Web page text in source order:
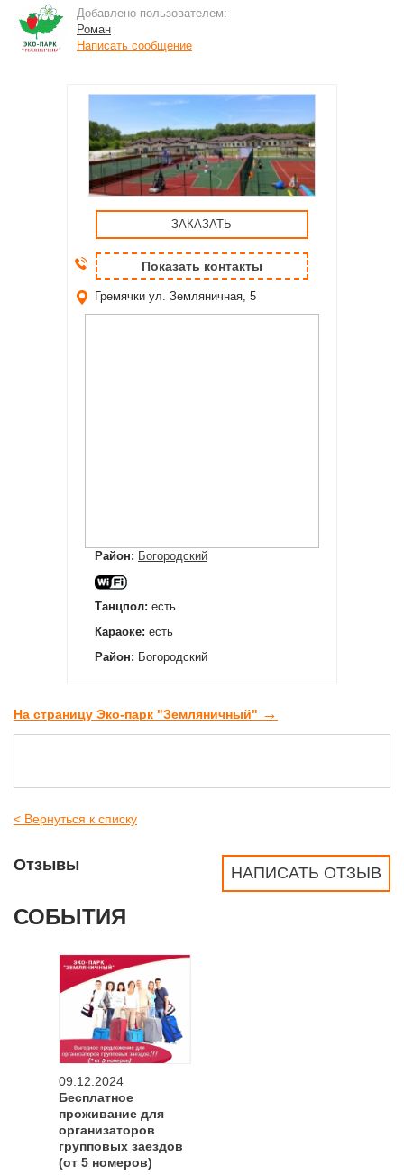
Добавлено пользователем:
Роман
Написать сообщение
ЗАКАЗАТЬ
Показать контакты
Гремячки ул. Земляничная, 5
Район: Богородский
Танцпол: есть
Караоке: есть
Район: Богородский
На страницу Эко-парк "Земляничный" →
< Вернуться к списку
НАПИСАТЬ ОТЗЫВ
Отзывы
СОБЫТИЯ
09.12.2024
Бесплатное
проживание для
организаторов
групповых заездов
(от 5 номеров)